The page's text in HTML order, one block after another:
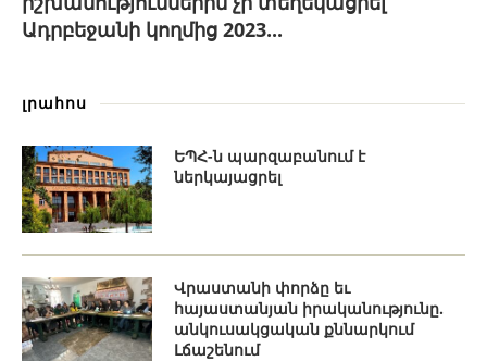
Ադրբեջանի կողմից 2023...
լրահոս
ԵՊՀ-ն պարզաբանում է
ներկայացրել
Վրաստանի փորձը եւ
հայաստանյան իրականությունը.
անկուսակցական քննարկում
Լճաշենում